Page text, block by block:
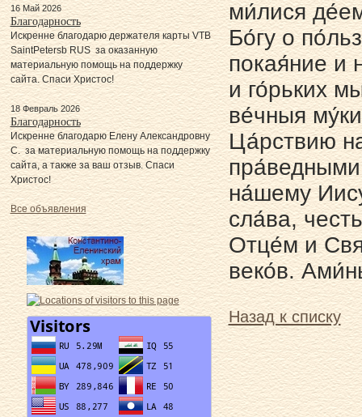
ми́лися
Бо́гу о
покая́ние и
и го́рьких
ве́чныя
Ца́рствию
на́шему
сла́ва,
Отце́м и
веко́в.
Назад к списку
16 Май 2026
Благодарность
Искренне благодарю держателя карты VTB
SaintPetersb RUS за оказанную
материальную помощь на поддержку
сайта. Спаси Христос!
18 Февраль 2026
Благодарность
Искренне благодарю Елену Александровну
С. за материальную помощь на поддержку
сайта, а также за ваш отзыв. Спаси
Христос!
Все объявления